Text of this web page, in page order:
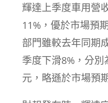
輝達上季度車用營
11%，優於市場預
部門雖較去年同期
季度下滑8%，分
元，略遜於市場預